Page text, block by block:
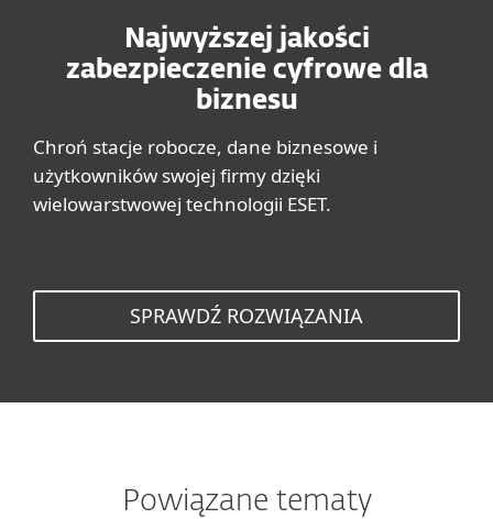
Najwyższej jakości
zabezpieczenie cyfrowe dla
biznesu
Chroń stacje robocze, dane biznesowe i
użytkowników swojej firmy dzięki
wielowarstwowej technologii ESET.
SPRAWDŹ ROZWIĄZANIA
Powiązane tematy